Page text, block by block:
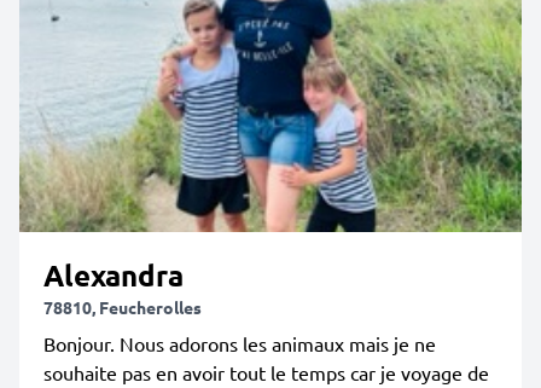
Alexandra
78810, Feucherolles
Bonjour. Nous adorons les animaux mais je ne
souhaite pas en avoir tout le temps car je voyage de